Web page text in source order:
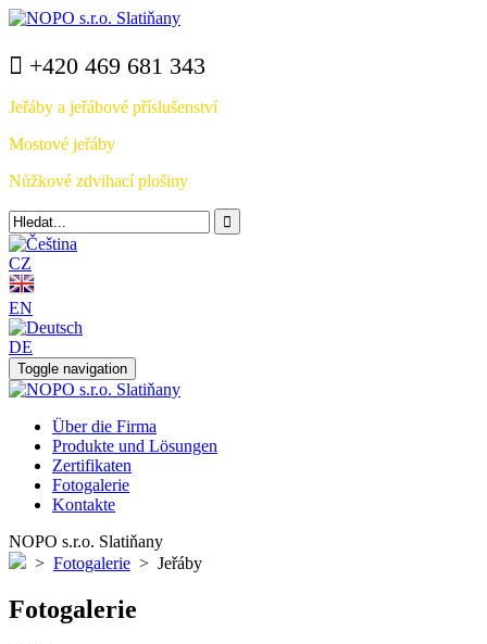
+420 469 681 343
Jeřáby a jeřábové příslušenství
Mostové jeřáby
Nůžkové zdvihací plošiny
CZ
EN
DE
Toggle navigation
Über die Firma
Produkte und Lösungen
Zertifikaten
Fotogalerie
Kontakte
NOPO s.r.o. Slatiňany
> Fotogalerie > Jeřáby
Fotogalerie